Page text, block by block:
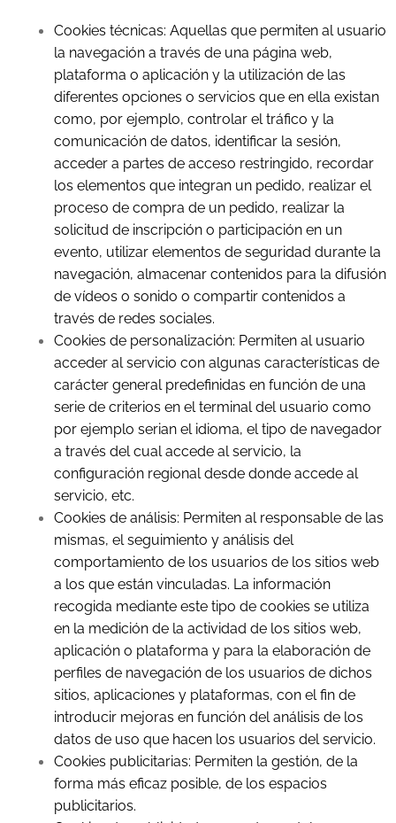
Cookies técnicas: Aquellas que permiten al usuario
la navegación a través de una página web,
plataforma o aplicación y la utilización de las
diferentes opciones o servicios que en ella existan
como, por ejemplo, controlar el tráfico y la
comunicación de datos, identificar la sesión,
acceder a partes de acceso restringido, recordar
los elementos que integran un pedido, realizar el
proceso de compra de un pedido, realizar la
solicitud de inscripción o participación en un
evento, utilizar elementos de seguridad durante la
navegación, almacenar contenidos para la difusión
de vídeos o sonido o compartir contenidos a
través de redes sociales.
Cookies de personalización: Permiten al usuario
acceder al servicio con algunas características de
carácter general predefinidas en función de una
serie de criterios en el terminal del usuario como
por ejemplo serian el idioma, el tipo de navegador
a través del cual accede al servicio, la
configuración regional desde donde accede al
servicio, etc.
Cookies de análisis: Permiten al responsable de las
mismas, el seguimiento y análisis del
comportamiento de los usuarios de los sitios web
a los que están vinculadas. La información
recogida mediante este tipo de cookies se utiliza
en la medición de la actividad de los sitios web,
aplicación o plataforma y para la elaboración de
perfiles de navegación de los usuarios de dichos
sitios, aplicaciones y plataformas, con el fin de
introducir mejoras en función del análisis de los
datos de uso que hacen los usuarios del servicio.
Cookies publicitarias: Permiten la gestión, de la
forma más eficaz posible, de los espacios
publicitarios.